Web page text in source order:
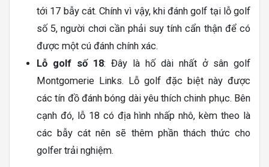
tới 17 bẫy cát. Chính vì vậy, khi đánh golf tại lỗ golf
số 5, người chơi cần phải suy tính cẩn thận để có
được một cú đánh chính xác.
Lỗ golf số 18: Đây là hố dài nhất ở sân golf
Montgomerie Links. Lỗ golf đặc biệt này được
các tín đồ đánh bóng dài yêu thích chinh phục. Bên
cạnh đó, lỗ 18 có địa hình nhấp nhô, kèm theo là
các bẫy cát nên sẽ thêm phần thách thức cho
golfer trải nghiệm.